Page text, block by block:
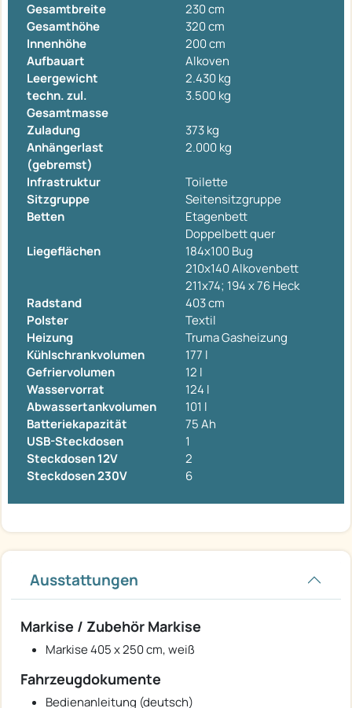
Gesamtbreite
230 cm
Gesamthöhe
320 cm
Innenhöhe
200 cm
Aufbauart
Alkoven
Leergewicht
2.430 kg
techn. zul.
Gesamtmasse
3.500 kg
Zuladung
373 kg
Anhängerlast
(gebremst)
2.000 kg
Infrastruktur
Toilette
Sitzgruppe
Seitensitzgruppe
Betten
Etagenbett
Doppelbett quer
Liegeflächen
184x100 Bug
210x140 Alkovenbett
211x74; 194 x 76 Heck
Radstand
403 cm
Polster
Textil
Heizung
Truma Gasheizung
Kühlschrankvolumen
177 l
Gefriervolumen
12 l
Wasservorrat
124 l
Abwassertankvolumen
101 l
Batteriekapazität
75 Ah
USB-Steckdosen
1
Steckdosen 12V
2
Steckdosen 230V
6
Ausstattungen
Markise / Zubehör Markise
Markise 405 x 250 cm, weiß
Fahrzeugdokumente
Bedienanleitung (deutsch)